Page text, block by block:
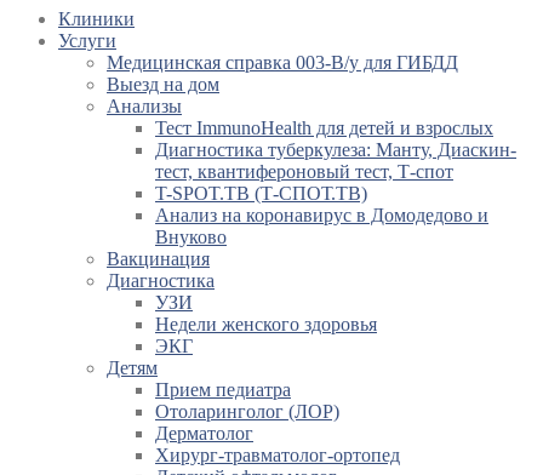
Клиники
Услуги
Медицинская справка 003-В/у для ГИБДД
Выезд на дом
Анализы
Тест ImmunoHealth для детей и взрослых
Диагностика туберкулеза: Манту, Диаскин-
тест, квантифероновый тест, Т-спот
T-SPOT.TB (Т-СПОТ.ТВ)
Анализ на коронавирус в Домодедово и
Внуково
Вакцинация
Диагностика
УЗИ
Недели женского здоровья
ЭКГ
Детям
Прием педиатра
Отоларинголог (ЛОР)
Дерматолог
Хирург-травматолог-ортопед